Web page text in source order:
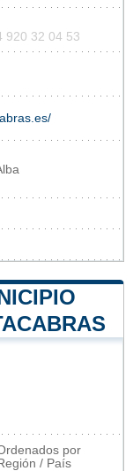
920 32 04 53
por
/ País